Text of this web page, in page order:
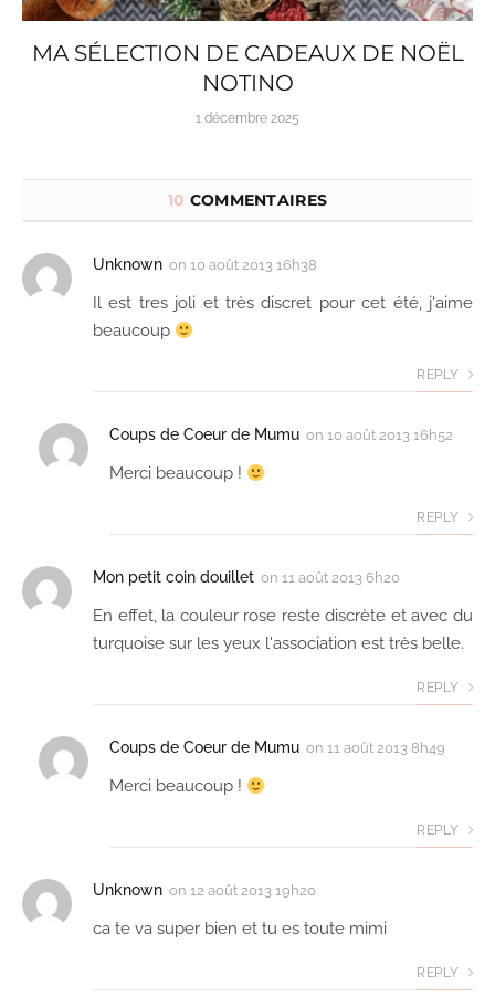
MA SÉLECTION DE CADEAUX DE NOËL
NOTINO
1 décembre 2025
10 COMMENTAIRES
Unknown on 10 août 2013 16h38
Il est tres joli et très discret pour cet été, j'aime
beaucoup
REPLY
Coups de Coeur de Mumu on 10 août 2013 16h52
Merci beaucoup !
REPLY
Mon petit coin douillet on 11 août 2013 6h20
En effet, la couleur rose reste discrète et avec du
turquoise sur les yeux l'association est très belle.
REPLY
Coups de Coeur de Mumu on 11 août 2013 8h49
Merci beaucoup !
REPLY
Unknown on 12 août 2013 19h20
ca te va super bien et tu es toute mimi
REPLY